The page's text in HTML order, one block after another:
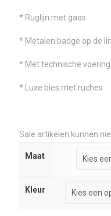
* Ruglijn met gaas
* Metalen badge op de
* Met technische
* Luxe bies met ruches
Sale artikelen kunnen
Maat
Kleur